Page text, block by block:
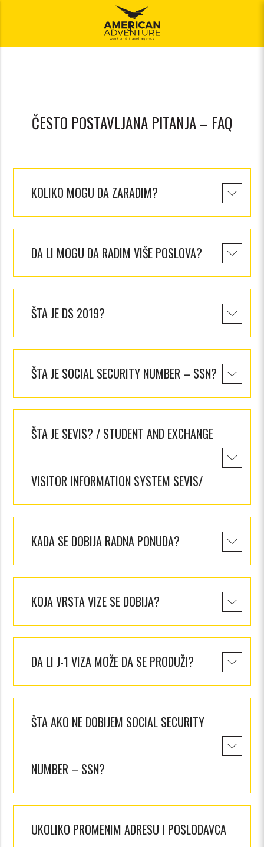
Jelovnik
ČESTO POSTAVLJANA PITANJA – FAQ
KOLIKO MOGU DA ZARADIM?
DA LI MOGU DA RADIM VIŠE POSLOVA?
ŠTA JE DS 2019?
ŠTA JE SOCIAL SECURITY NUMBER – SSN?
ŠTA JE SEVIS? / STUDENT AND EXCHANGE
VISITOR INFORMATION SYSTEM SEVIS/
KADA SE DOBIJA RADNA PONUDA?
KOJA VRSTA VIZE SE DOBIJA?
DA LI J-1 VIZA MOŽE DA SE PRODUŽI?
ŠTA AKO NE DOBIJEM SOCIAL SECURITY
NUMBER – SSN?
UKOLIKO PROMENIM ADRESU I POSLODAVCA